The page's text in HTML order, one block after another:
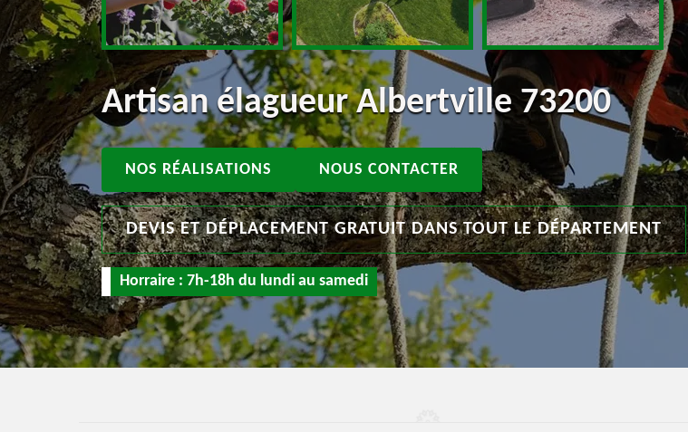
Artisan élagueur Albertville 73200
NOS RÉALISATIONS NOUS CONTACTER
DEVIS ET DÉPLACEMENT GRATUIT DANS TOUT LE DÉPARTEMENT
Horraire : 7h-18h du lundi au samedi